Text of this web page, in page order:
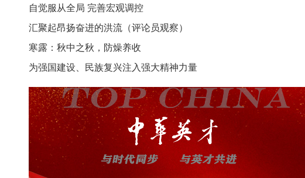
自觉服从全局 完善宏观调控
汇聚起昂扬奋进的洪流（评论员观察）
寒露：秋中之秋，防燥养收
为强国建设、民族复兴注入强大精神力量